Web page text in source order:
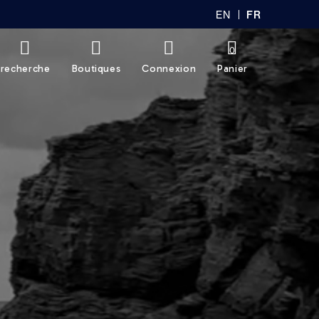
EN
H
FR
Ç
AI
S
recherche Boutiques Connexion Panier
0